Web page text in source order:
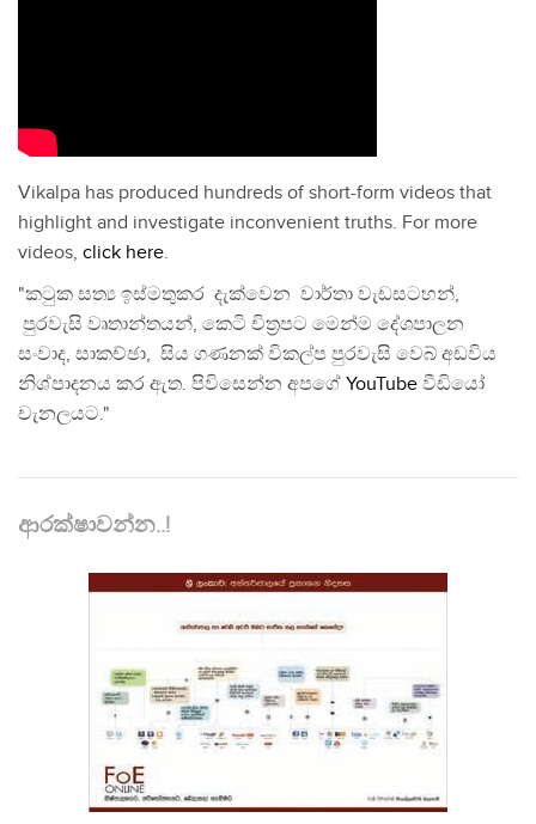
Vikalpa has produced hundreds of short-form videos that
highlight and investigate inconvenient truths. For more
videos, click here.
"කටුක සත්‍ය ඉස්මතුකර දැක්වෙන වාර්තා වැඩසටහන්,
පුරවැසි වෘතාන්තයන්, කෙටි චිත්‍රපට මෙන්ම දේශපාලන
සංවාද, සාකච්ඡා, සිය ගණනක් විකල්ප පුරවැසි වෙබ් අඩවිය
නිශ්පාදනය කර ඇත. පිවිසෙන්න අපගේ YouTube වීඩියෝ
චැනලයට."
ආරක්ෂාවන්න..!